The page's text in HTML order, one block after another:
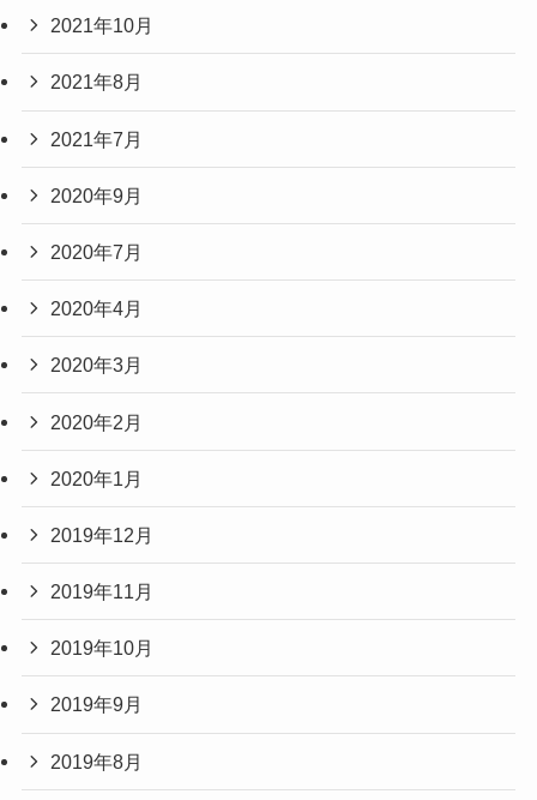
2021年10月
2021年8月
2021年7月
2020年9月
2020年7月
2020年4月
2020年3月
2020年2月
2020年1月
2019年12月
2019年11月
2019年10月
2019年9月
2019年8月